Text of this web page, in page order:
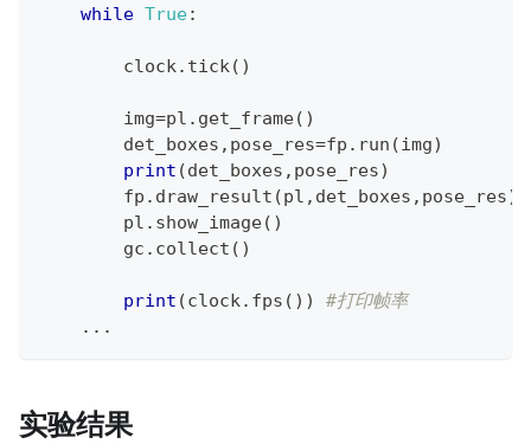
while True:
        clock
. tick( )
        img
=pl . get_frame( )
        det_boxes
, pose_res=fp . run (img)
print (det_boxes , pose_res)
        fp
. draw_result (pl , det_boxes , pose_res)
        pl
. show_image( )
        gc
. collect ( )
print (clock. fps ( ) )
#打印帧率
. . .
实验结果